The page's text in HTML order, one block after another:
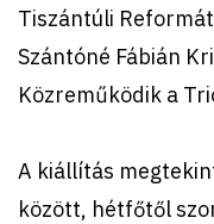
Tiszántúli
Szántóné Fábián
Közreműködik a
A kiállítás
között, hétfőtől